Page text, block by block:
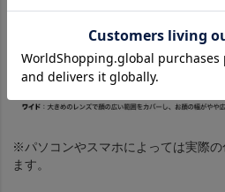
※パソコンやスマホによっては実際の
ます。